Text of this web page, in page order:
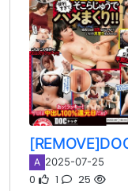
A 2025-07-25
0 1 25